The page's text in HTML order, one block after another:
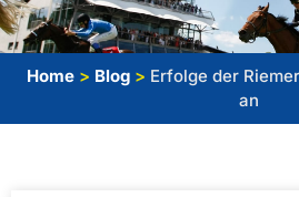
Home > Blog > Erfolge der
an